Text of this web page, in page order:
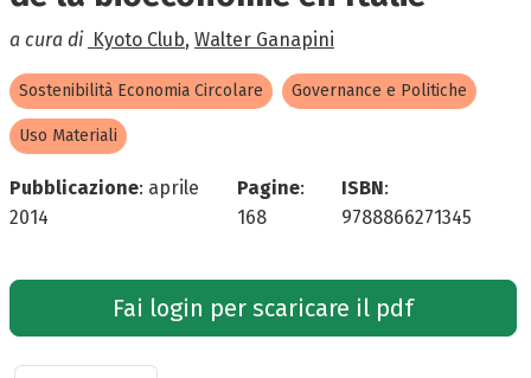
a cura di Kyoto Club, Walter Ganapini
Sostenibilità Economia Circolare Governance e Politiche
Uso Materiali
Pubblicazione: aprile
2014
Pagine:
168
ISBN:
9788866271345
Fai login per scaricare il pdf